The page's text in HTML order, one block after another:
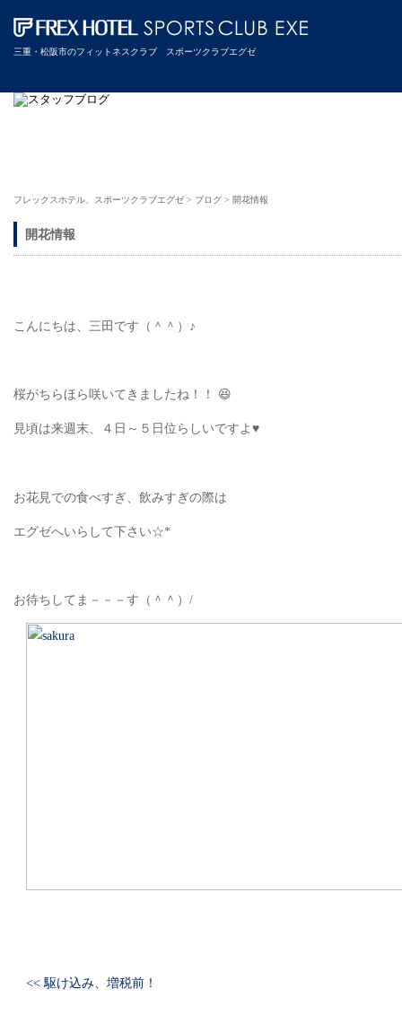
三重・松阪市のフィットネスクラブ スポーツクラブエグゼ
フレックスホテル、スポーツクラブエグゼ > ブログ > 開花情報
開花情報
こんにちは、三田です（＾＾）♪
桜がちらほら咲いてきましたね！！ 😆
見頃は来週末、４日～５日位らしいですよ♥
お花見での食べすぎ、飲みすぎの際は
エグゼへいらして下さい☆*
お待ちしてま－－－す（＾＾）/
<< 駆け込み、増税前！